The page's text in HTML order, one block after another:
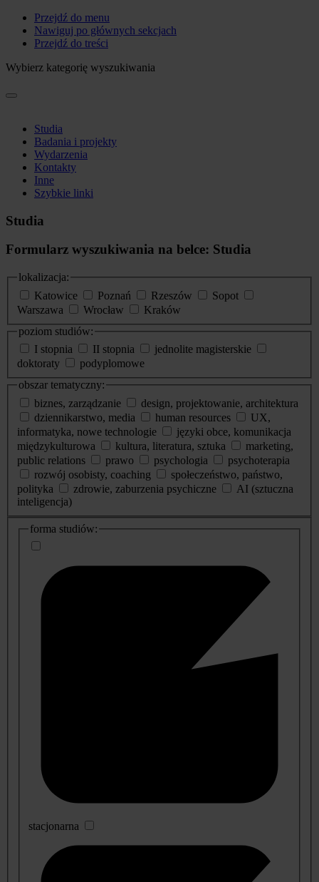
Przejdź do menu
Nawiguj po głównych sekcjach
Przejdź do treści
Wybierz kategorię wyszukiwania
Studia
Badania i projekty
Wydarzenia
Kontakty
Inne
Szybkie linki
Studia
Formularz wyszukiwania na belce: Studia
lokalizacja:
Katowice
Poznań Rzeszów
Sopot
Warszawa
Wrocław
Kraków
poziom studiów:
I stopnia
II stopnia
jednolite magisterskie
doktoraty
podyplomowe
obszar tematyczny:
biznes, zarządzanie
design, projektowanie, architektura
dziennikarstwo, media
human resources
UX,
informatyka, nowe technologie
języki obce, komunikacja
międzykulturowa
kultura, literatura, sztuka
marketing,
public relations
prawo psychologia
psychoterapia
rozwój osobisty, coaching
społeczeństwo, państwo,
polityka
zdrowie, zaburzenia psychiczne
AI (sztuczna
inteligencja)
dodatkowe
informacje
forma studiów:
stacjonarna